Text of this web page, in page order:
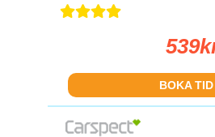
539
BOKA TID